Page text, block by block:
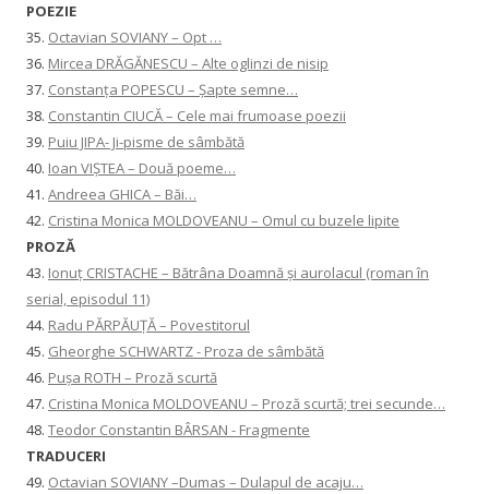
POEZIE
35. Octavian SOVIANY – Opt …
36. Mircea DRĂGĂNESCU – Alte oglinzi de nisip
37. Constanţa POPESCU – Șapte semne…
38. Constantin CIUCĂ – Cele mai frumoase poezii
39. Puiu JIPA- Ji-pisme de sâmbătă
40. Ioan VIȘTEA – Două poeme…
41. Andreea GHICA – Băi…
42. Cristina Monica MOLDOVEANU – Omul cu buzele lipite
PROZĂ
43. Ionuţ CRISTACHE – Bătrâna Doamnă și aurolacul (roman în
serial, episodul 11)
44. Radu PĂRPĂUȚĂ – Povestitorul
45. Gheorghe SCHWARTZ - Proza de sâmbătă
46. Pușa ROTH – Proză scurtă
47. Cristina Monica MOLDOVEANU – Proză scurtă; trei secunde…
48. Teodor Constantin BÂRSAN - Fragmente
TRADUCERI
49. Octavian SOVIANY –Dumas – Dulapul de acaju…